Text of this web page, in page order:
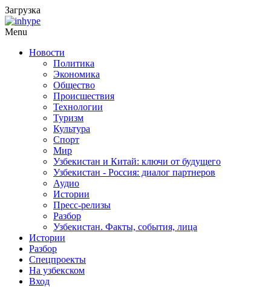
Загрузка
Menu
Новости
Политика
Экономика
Общество
Происшествия
Технологии
Туризм
Культура
Спорт
Мир
Узбекистан и Китай: ключи от будущего
Узбекистан - Россия: диалог партнеров
Аудио
Истории
Пресс-релизы
Разбор
Узбекистан. Факты, события, лица
Истории
Разбор
Спецпроекты
На узбекском
Вход